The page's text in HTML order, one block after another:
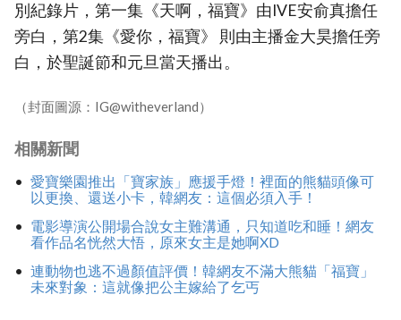
別紀錄片，第一集《天啊，福寶》由IVE安俞真擔任
旁白，第2集《愛你，福寶》 則由主播金大昊擔任旁
白，於聖誕節和元旦當天播出。
（封面圖源：IG@witheverland）
相關新聞
愛寶樂園推出「寶家族」應援手燈！裡面的熊貓頭像可
以更換、還送小卡，韓網友：這個必須入手！
電影導演公開場合說女主難溝通，只知道吃和睡！網友
看作品名恍然大悟，原來女主是她啊XD
連動物也逃不過顏值評價！韓網友不滿大熊貓「福寶」
未來對象：這就像把公主嫁給了乞丐